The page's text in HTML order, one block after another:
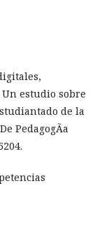
estudio sobre
de la
PedagogÃ­a